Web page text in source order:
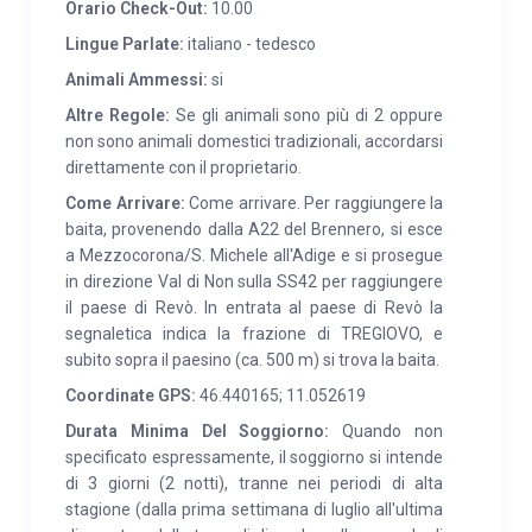
des MADDALENE-Gebirges. In der Umgebung gibt es
sowohl in der Provinz Trient als auch in der Provinz
Bozen mehrere Berghütten, die im Sommer immer
kaufen oder zum Mittag- oder Abendessen
einkehren können. Darüber hinaus bietet das Gebiet
die Möglichkeit, sich dem Sammeln von Wild- und
Wildkräutern (u. a. Bärenradicchio, Spinat und
Wildspargel), Pilzen und kleinen Früchten zu widmen.
Im Umkreis von 20/40 km erreichen Sie Val di Tovel,
Val di Sole, Val di Rabbi, Val di Pejo sowie Trient,
Bozen, Meran und Madonna di Campiglio.
DIENSTLEISTUNGEN: Küchemit 2-Loch-Spüle,
Gasherd, neuer Mikrowelle, Kühlschrank,
Gefrierschrank und Herd auf Paletten ( 9 KW), neue
Waschmaschine. Die 2 Wärmequellen mit…
Holzkamin und Pelletofen.
Wohn-/Esszimmer
Orario Check-Out: 10.00
Lingue Parlate: italiano - tedesco
Animali Ammessi: si
Altre Regole: Se gli animali sono più di 2 oppure
non sono animali domestici tradizionali, accordarsi
direttamente con il proprietario.
Come Arrivare: Come arrivare. Per raggiungere la
baita, provenendo dalla A22 del Brennero, si esce
a Mezzocorona/S. Michele all'Adige e si prosegue
in direzione Val di Non sulla SS42 per raggiungere
il paese di Revò. In entrata al paese di Revò la
segnaletica indica la frazione di TREGIOVO, e
subito sopra il paesino (ca. 500 m) si trova la baita.
Coordinate GPS: 46.440165; 11.052619
Durata Minima Del Soggiorno: Quando non
specificato espressamente, il soggiorno si intende
di 3 giorni (2 notti), tranne nei periodi di alta
stagione (dalla prima settimana di luglio all'ultima